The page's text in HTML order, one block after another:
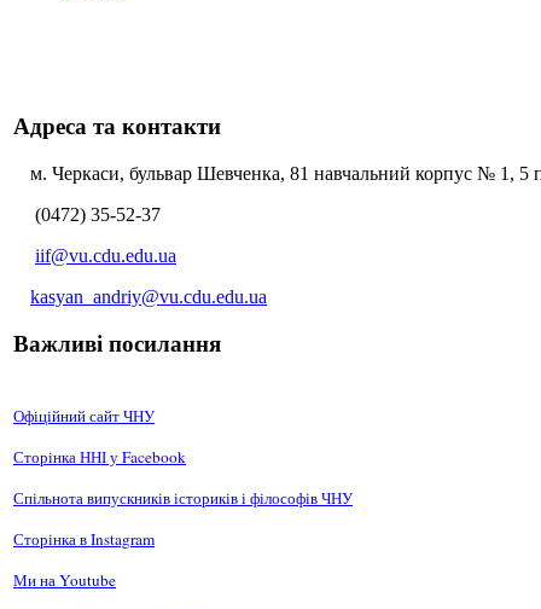
Адреса та контакти
м. Черкаси, бульвар Шевченка, 81 навчальний корпус № 1, 5
(0472) 35-52-37
iif@vu.cdu.edu.ua
kasyan_andriy@vu.cdu.edu.ua
Важливі посилання
Офіційний сайт ЧНУ
Сторінка ННІ у Facebook
Спільнота випускників істориків і філософів ЧНУ
Сторінка в Instagram
Ми на Youtube